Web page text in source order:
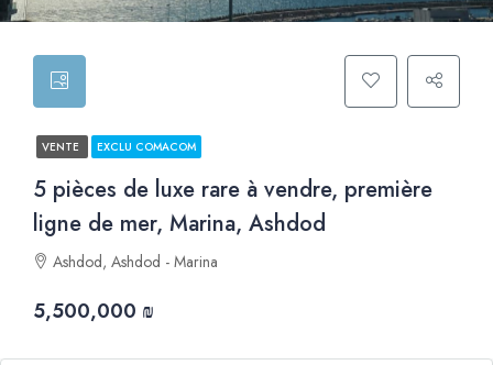
VENTE EXCLU COMACOM
5 pièces de luxe rare à vendre, première
ligne de mer, Marina, Ashdod
Ashdod, Ashdod - Marina
5,500,000 ₪